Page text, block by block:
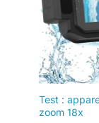
Test :
zoom 18x